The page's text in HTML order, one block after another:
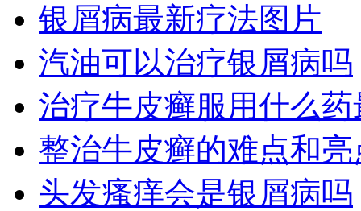
银屑病最新疗法图片
汽油可以治疗银屑病吗
治疗牛皮癣服用什么药
整治牛皮癣的难点和亮
头发瘙痒会是银屑病吗